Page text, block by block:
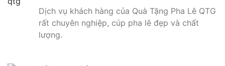
Dịch vụ khách hàng của Quà Tặng Pha Lê QTG
rất chuyên nghiệp, cúp pha lê đẹp và chất
lượng.